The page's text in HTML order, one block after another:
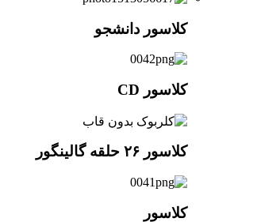
کلاسور دانشجو
کلاسور CD
کلاسور ۲۶ حلقه گالینگور
کلاسور